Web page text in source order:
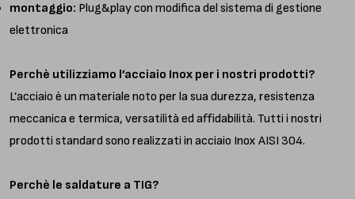
montaggio: Plug&play con modifica del sistema di gestione
elettronica
Perchè utilizziamo l’acciaio Inox per i nostri prodotti?
L’acciaio è un materiale noto per la sua durezza, resistenza
meccanica e termica, versatilità ed affidabilità. Tutti i nostri
prodotti standard sono realizzati in acciaio Inox AISI 304.
Perchè le saldature a TIG?